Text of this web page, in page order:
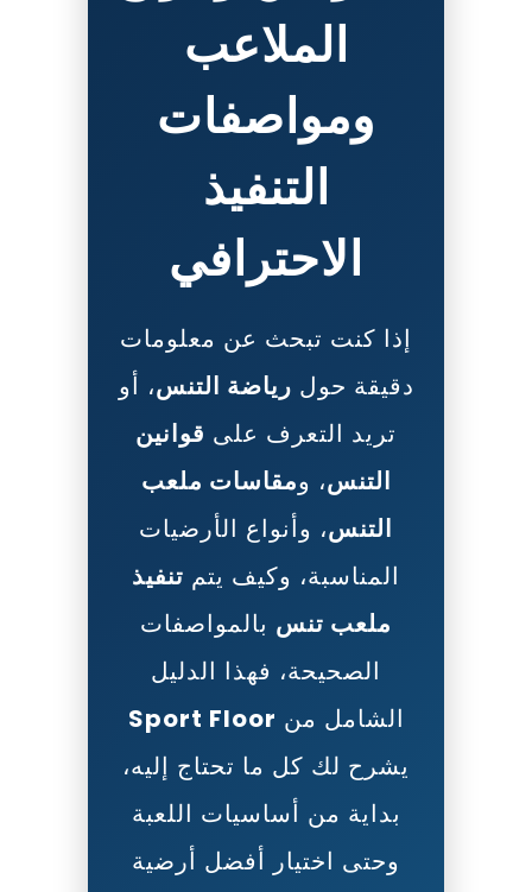
الملاعب
ومواصفات
التنفيذ
الاحترافي
إذا كنت تبحث عن معلومات
دقيقة حول رياضة التنس، أو
تريد التعرف على قوانين
التنس، ومقاسات ملعب
التنس، وأنواع الأرضيات
المناسبة، وكيف يتم تنفيذ
ملعب تنس بالمواصفات
الصحيحة، فهذا الدليل
الشامل من Sport Floor
يشرح لك كل ما تحتاج إليه،
بداية من أساسيات اللعبة
وحتى اختيار أفضل أرضية